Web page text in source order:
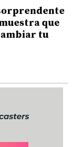
que
tu